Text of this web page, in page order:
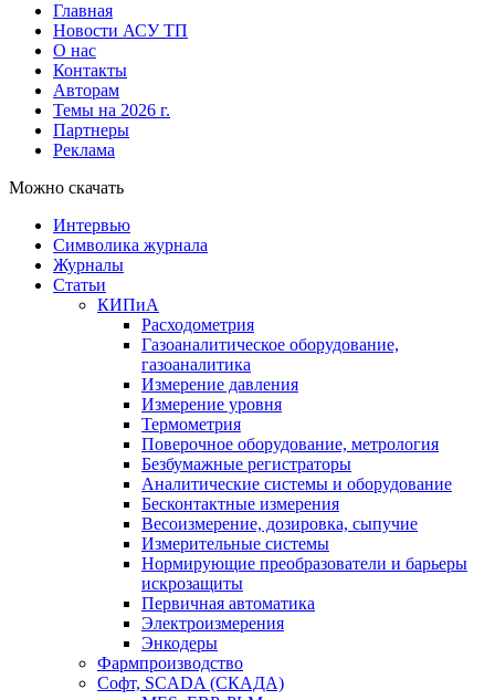
Главная
Новости АСУ ТП
О нас
Контакты
Авторам
Темы на 2026 г.
Партнеры
Реклама
Можно скачать
Интервью
Символика журнала
Журналы
Статьи
КИПиА
Расходометрия
Газоаналитическое оборудование,
газоаналитика
Измерение давления
Измерение уровня
Термометрия
Поверочное оборудование, метрология
Безбумажные регистраторы
Аналитические системы и оборудование
Бесконтактные измерения
Весоизмерение, дозировка, сыпучие
Измерительные системы
Нормирующие преобразователи и барьеры
искрозащиты
Первичная автоматика
Электроизмерения
Энкодеры
Фармпроизводство
Софт, SCADA (СКАДА)